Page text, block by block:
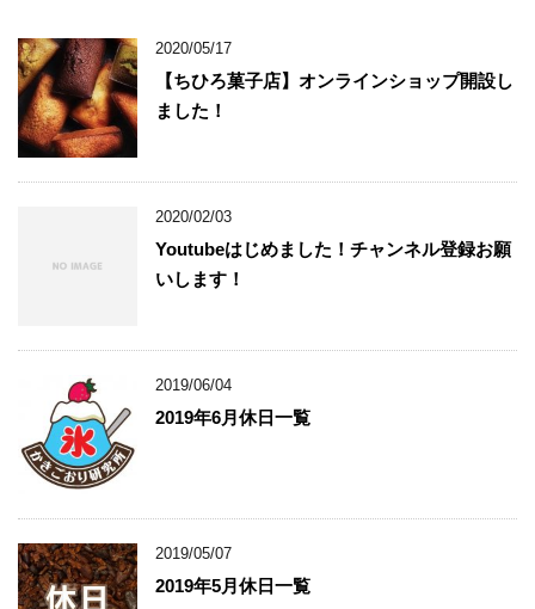
2020/05/17
【ちひろ菓子店】オンラインショップ開設し
ました！
2020/02/03
Youtubeはじめました！チャンネル登録お願
いします！
2019/06/04
2019年6月休日一覧
2019/05/07
2019年5月休日一覧